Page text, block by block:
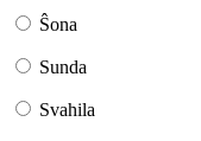
Ŝona
Sunda
Svahila